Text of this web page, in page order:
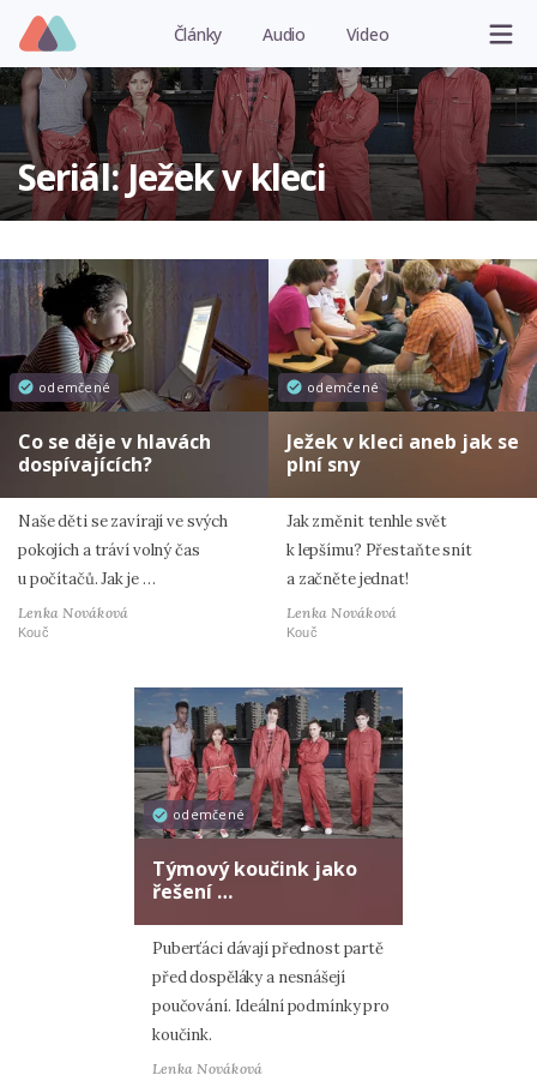
Články Audio Video
Seriál: Ježek v kleci
odemčené
Co se děje v hlavách
dospívajících?
Naše děti se zavírají ve svých
pokojích a tráví volný čas
u počítačů. Jak je …
Lenka Nováková
Kouč
odemčené
Ježek v kleci aneb jak se
plní sny
Jak změnit tenhle svět
k lepšímu? Přestaňte snít
a začněte jednat!
Lenka Nováková
Kouč
odemčené
Týmový koučink jako
řešení …
Puberťáci dávají přednost partě
před dospěláky a nesnášejí
poučování. Ideální podmínky pro
koučink.
Lenka Nováková